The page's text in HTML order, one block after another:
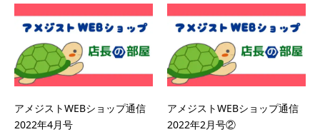
アメジストWEBショップ通信
2022年4月号
アメジストWEBショップ通信
2022年2月号②